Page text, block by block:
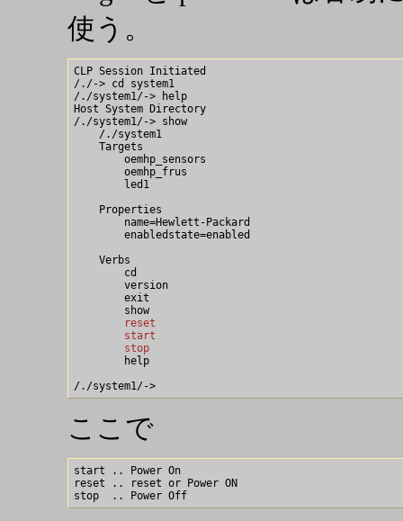
使う。
CLP Session Initiated
/./-> cd system1
/./system1/-> help
Host System Directory
/./system1/-> show
    /./system1
    Targets
        oemhp_sensors
        oemhp_frus
        led1
    Properties
        name=Hewlett-Packard
        enabledstate=enabled
    Verbs
        cd
        version
        exit
        reset
        start
        stop
help
ここで
start .. Power On
reset .. reset or Power ON